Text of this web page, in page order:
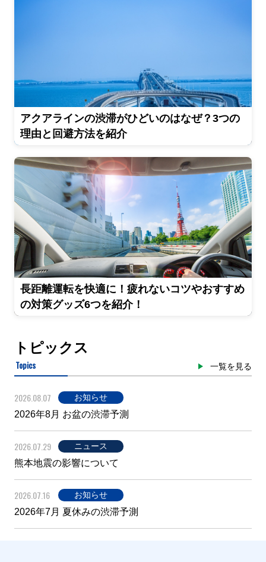
アクアラインの渋滞がひどいのはなぜ？3つの
理由と回避方法を紹介
長距離運転を快適に！疲れないコツやおすすめ
の対策グッズ6つを紹介！
トピックス
Topics 一覧を見る
2026.08.07 お知らせ
2026年8月 お盆の渋滞予測
2026.07.29 ニュース
熊本地震の影響について
2026.07.16 お知らせ
2026年7月 夏休みの渋滞予測